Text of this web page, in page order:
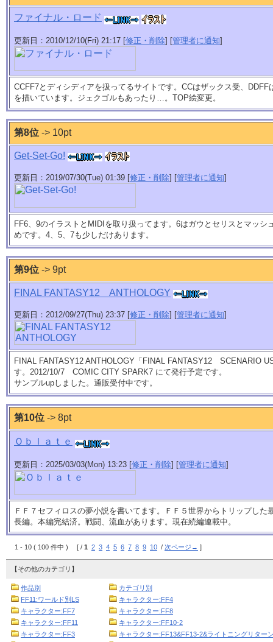
ファイナル・ロード
更新日：2010/12/10(Fri) 21:17 [修正・削除] [管理者に通知]
CCFF7とディシディアを扱ってるサイトです。CCはザックス受、
を描いています。ジェクゴルもあったり…。TOP絵変更。
第8位 -> 10pt
Get-Set-Go!
更新日：2019/07/30(Tue) 01:39 [修正・削除] [管理者に通知]
FF6、9のイラストとMIDIを取り扱ってます。6はガウとセリスとマッシ
めです。4、5、7も少しだけあります。
第9位 -> 9pt
FINAL FANTASY12 ANTHOLOGY
更新日：2012/09/27(Thu) 23:37 [修正・削除] [管理者に通知]
FINAL FANTASY12 ANTHOLOGY「FINAL FANTASY12 SCENARIO
す。2012/10/7 COMIC CITY SPARK7 にて発行予定です。
サンプルupしました。通販受付中です。
第10位 -> 8pt
Ｏｂｌａｔｅ
更新日：2025/03/03(Mon) 13:23 [修正・削除] [管理者に通知]
ＦＦ７セフィロスの夢小説を書いてます。ＦＦ５世界からトリップした
長編。本編完結済。戦闘、流血があります。現在続編連載中。
1 - 10 ( 100 件中 ) [ / 1 2 3 4 5 6 7 8 9 10 / 次ページ→ ]
【その他のカテゴリ】
作品別
カテゴリ別
FF11:ワールド別LS
キャラクター:FF4
キャラクター:FF7
キャラクター:FF8
キャラクター:FF11
キャラクター:FF10-2
キャラクター:FF3
キャラクター:FF13&FF13-2&ライトニングリター